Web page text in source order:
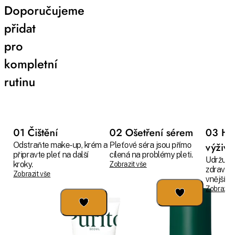
Doporučujeme
přidat
pro
kompletní
rutinu
01 Čištění
Odstraňte make-up, krém a
připravte pleť na další
kroky.
Zobrazit vše
02 Ošetření sérem
Pleťové séra jsou přímo
cílená na problémy pleti.
Zobrazit vše
03